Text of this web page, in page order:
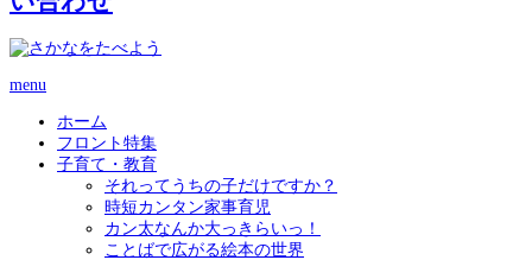
menu
ホーム
フロント特集
子育て・教育
それってうちの子だけですか？
時短カンタン家事育児
カン太なんか大っきらいっ！
ことばで広がる絵本の世界